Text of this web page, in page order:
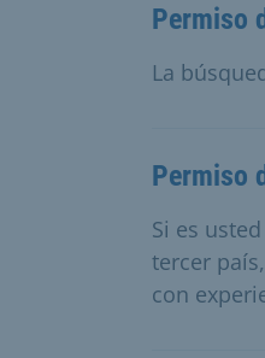
Permiso
La
Permiso
Si es
tercer
con